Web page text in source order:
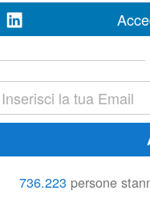
- Ali Spa -
Studio Notarile sta
a far parte di un contesto
esperienza
736.223 persone